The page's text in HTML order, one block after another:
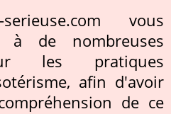
serieuse.com vous
à de nombreuses
les pratiques
afin d'avoir
de ce